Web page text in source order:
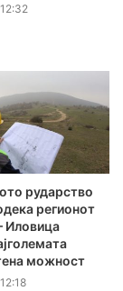
рударство
регионот
Иловица
можност